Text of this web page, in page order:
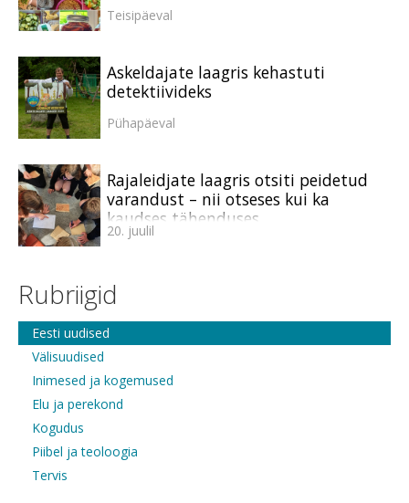
Teisipäeval
Askeldajate laagris kehastuti
detektiivideks
Pühapäeval
Rajaleidjate laagris otsiti peidetud
varandust – nii otseses kui ka
kaudses tähenduses
20. juulil
Rubriigid
Eesti uudised
Välisuudised
Inimesed ja kogemused
Elu ja perekond
Kogudus
Piibel ja teoloogia
Tervis